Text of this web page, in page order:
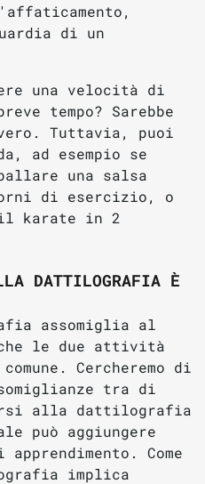
di un
una velocità di
tempo? Sarebbe
Tuttavia, puoi
ad esempio se
una salsa
di esercizio, o
il karate in 2
DATTILOGRAFIA È
assomiglia al
che le due attività
Cercheremo di
tra di
alla dattilografia
può aggiungere
Come
implica